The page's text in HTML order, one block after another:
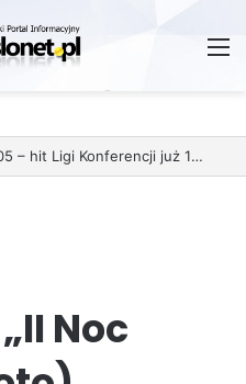
Lech Poznań kontra Mainz 05 – hit Ligi Konferencji już 11 grudnia
Noc